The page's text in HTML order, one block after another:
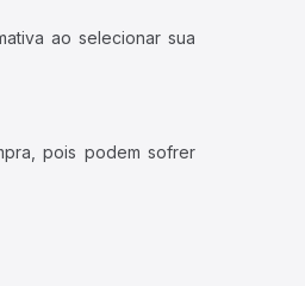
ao selecionar sua
pois podem sofrer